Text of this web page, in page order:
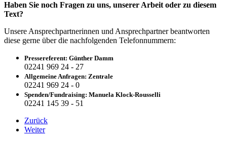
Haben Sie noch Fragen zu uns, unserer Arbeit oder zu diesem
Text?
Unsere Ansprechpartnerinnen und Ansprechpartner beantworten
diese gerne über die nachfolgenden Telefonnummern:
Pressereferent: Günther Damm
02241 969 24 - 27
Allgemeine Anfragen: Zentrale
02241 969 24 - 0
Spenden/Fundraising: Manuela Klock-Rousselli
02241 145 39 - 51
Zurück
Weiter